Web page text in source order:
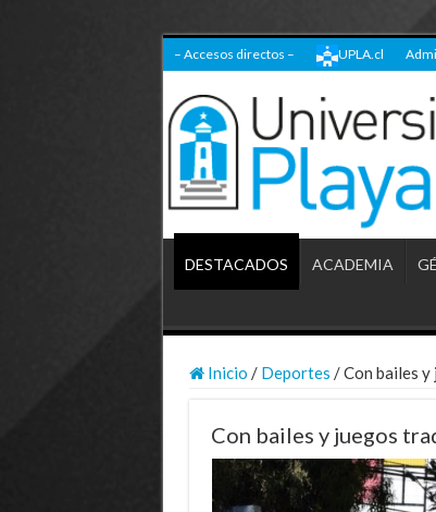
– Accesos directos – UPLA.cl
DESTACADOS ACADEMIA
Inicio / Deportes /Con bailes
Con bailes y juegos